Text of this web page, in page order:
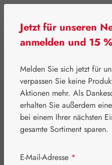
⌂ Gall Pharma
D-
Kapseln
Jetzt für unseren
anmelden und 15
Melden Sie sich jetzt für
verpassen Sie keine
Aktionen mehr. Als
erhalten Sie außerdem
bei einem Ihrer nächsten
gesamte Sortiment sparen.
E-Mail-Adresse *